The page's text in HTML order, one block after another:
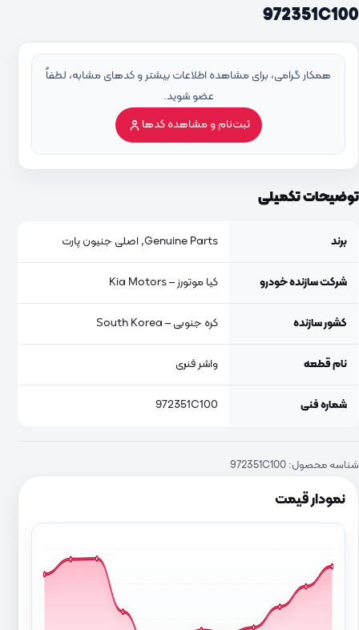
نمودار قیمت
972351C100
همکار گرامی، برای مشاهده اطلاعات بیشتر و کدهای مشابه، لطفاً
عضو شوید.
ثبت‌نام و مشاهده کدها
توضیحات تکمیلی
برند Genuine Parts, اصلی جنیون پارت
شرکت سازنده خودرو کیا موتورز – Kia Motors
کشور سازنده کره جنوبی – South Korea
نام قطعه واشر فنری
شماره فنی 972351C100
شناسه محصول: 972351C100